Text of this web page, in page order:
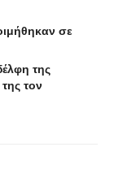
σε
της
τον